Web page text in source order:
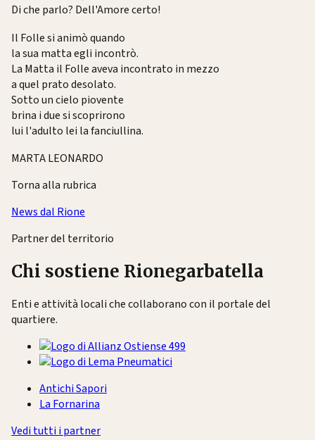
Di che parlo? Dell'Amore certo!
Il Folle si animò quando
la sua matta egli incontrò.
La Matta il Folle aveva incontrato in mezzo
a quel prato desolato.
Sotto un cielo piovente
brina i due si scoprirono
lui l'adulto lei la fanciullina.
MARTA LEONARDO
Torna alla rubrica
News dal Rione
Partner del territorio
Chi sostiene Rionegarbatella
Enti e attività locali che collaborano con il portale del
quartiere.
Antichi Sapori
La Fornarina
Vedi tutti i partner